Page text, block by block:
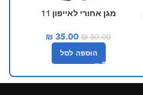
מגן אחורי לאייפון 11
₪50.00
₪ 35.00
הוספה לסל